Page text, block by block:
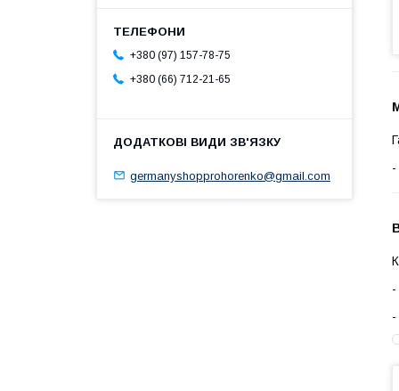
+380 (97) 157-78-75
+380 (66) 712-21-65
germanyshopprohorenko@gmail.com